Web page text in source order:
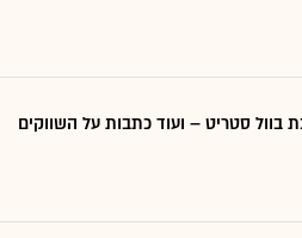
סטריט – ועוד כתבות על השווקים